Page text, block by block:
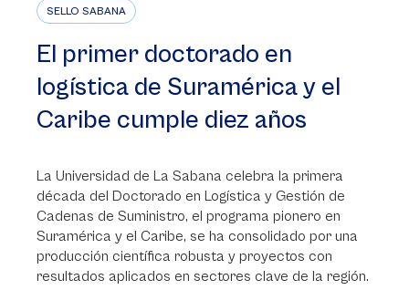
SELLO SABANA
El primer doctorado en
logística de Suramérica y el
Caribe cumple diez años
La Universidad de La Sabana celebra la primera
década del Doctorado en Logística y Gestión de
Cadenas de Suministro, el programa pionero en
Suramérica y el Caribe, se ha consolidado por una
producción científica robusta y proyectos con
resultados aplicados en sectores clave de la región.